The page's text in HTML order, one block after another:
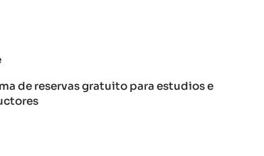
de reservas gratuito para estudios e